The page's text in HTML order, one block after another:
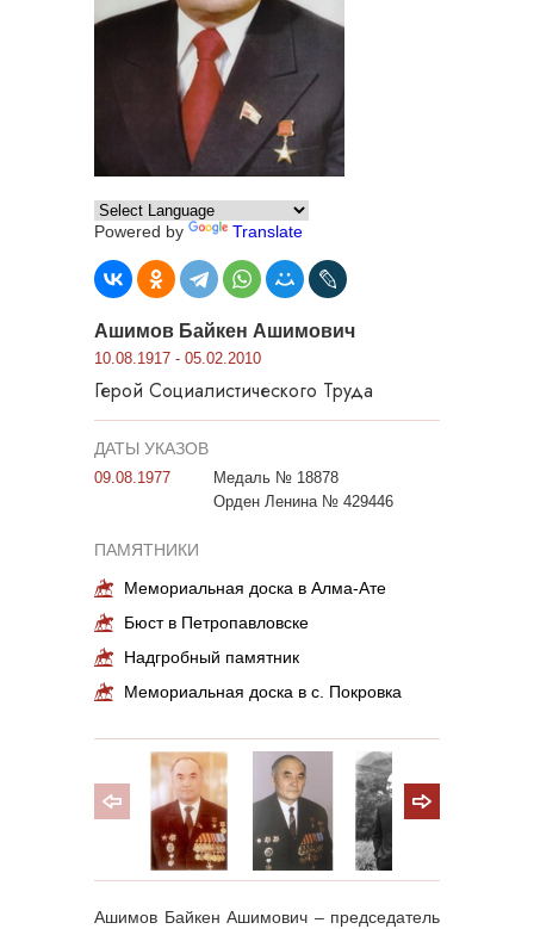
Powered by Translate
Ашимов Байкен Ашимович
10.08.1917 - 05.02.2010
Герой Социалистического Труда
ДАТЫ УКАЗОВ
09.08.1977
Медаль № 18878
Орден Ленина № 429446
ПАМЯТНИКИ
Мемориальная доска в Алма-Ате
Бюст в Петропавловске
Надгробный памятник
Мемориальная доска в с. Покровка
Ашимов Байкен Ашимович – председатель